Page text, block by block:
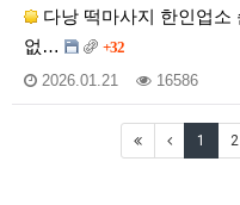
다낭 떡마사지 한인업소
없…
+32
2026.01.21 16586
1 2